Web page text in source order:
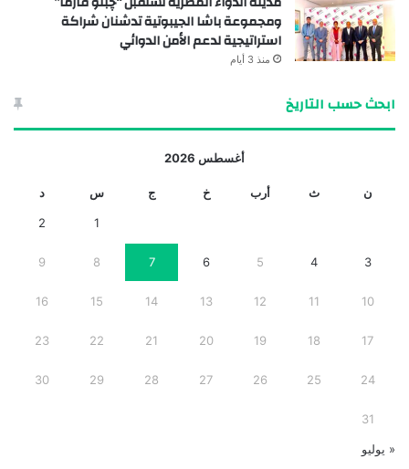
ومجموعة باشا الجيبوتية تدشنان شراكة
استراتيجية لدعم الأمن الدوائي
منذ 3 أيام
ابحث حسب التاريخ
أغسطس 2026
ن ث أرب خ ج س د
1
2
3
4
5
6
7
8
9
10
11
12
13
14
15
16
17
18
19
20
21
22
23
24
25
26
27
28
29
30
31
« يوليو